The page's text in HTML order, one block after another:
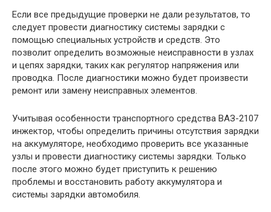
Если все предыдущие проверки не дали результатов, то
следует провести диагностику системы зарядки с
помощью специальных устройств и средств. Это
позволит определить возможные неисправности в узлах
и цепях зарядки, таких как регулятор напряжения или
проводка. После диагностики можно будет произвести
ремонт или замену неисправных элементов.
Учитывая особенности транспортного средства ВАЗ-2107
инжектор, чтобы определить причины отсутствия зарядки
на аккумуляторе, необходимо проверить все указанные
узлы и провести диагностику системы зарядки. Только
после этого можно будет приступить к решению
проблемы и восстановить работу аккумулятора и
системы зарядки автомобиля.